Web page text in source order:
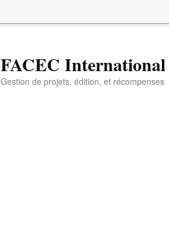
FACEC International
Gestion de projets, édition, et récompenses